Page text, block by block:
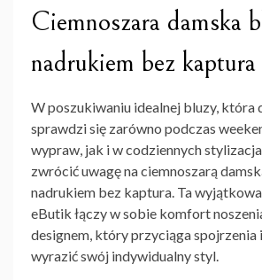
Ciemnoszara damska
nadrukiem bez kaptura
W poszukiwaniu idealnej bluzy, która
sprawdzi się zarówno podczas
wypraw, jak i w codziennych
zwrócić uwagę na ciemnoszarą
nadrukiem bez kaptura. Ta
eButik łączy w sobie komfort
designem, który przyciąga spojrzenia
wyrazić swój indywidualny styl.